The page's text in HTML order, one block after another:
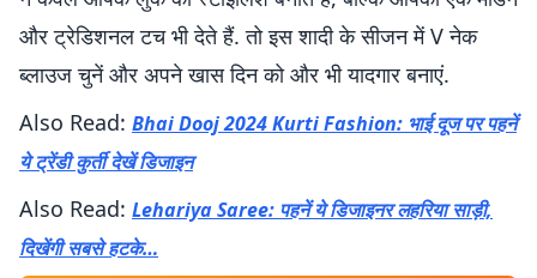
और ट्रेडिशनल टच भी देते हैं. तो इस शादी के सीजन में V नेक
ब्लाउज चुनें और अपने खास दिन को और भी यादगार बनाएं.
Also Read: Bhai Dooj 2024 Kurti Fashion: भाई दूज पर पहनें
ये ट्रेंडी कुर्ती देखें डिजाइन
Also Read: Lehariya Saree: पहनें ये डिजाइनर लहरिया साड़ी,
दिखेंगी सबसे हटके…